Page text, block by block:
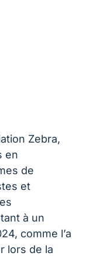
Zebra,
en
de
et
à un
comme l’a
lors de la